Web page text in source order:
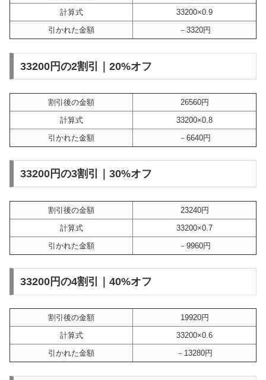
計算式
33200×0.9
引かれた金額
－3320円
33200円の2割引｜20%オフ
割引後の金額
26560円
計算式
33200×0.8
引かれた金額
－6640円
33200円の3割引｜30%オフ
割引後の金額
23240円
計算式
33200×0.7
引かれた金額
－9960円
33200円の4割引｜40%オフ
割引後の金額
19920円
計算式
33200×0.6
引かれた金額
－13280円